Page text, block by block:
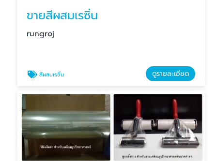
ขายสีผสมเรซิ่น
rungroj
สีผสมเรซิ่น ดูรายละเอียด